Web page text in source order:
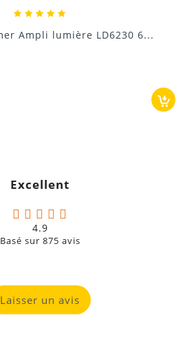
Excellent
4.9
Basé sur 875 avis
Laisser un avis